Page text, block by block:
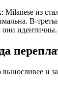
из
В-
они идентичны.
выносливее и